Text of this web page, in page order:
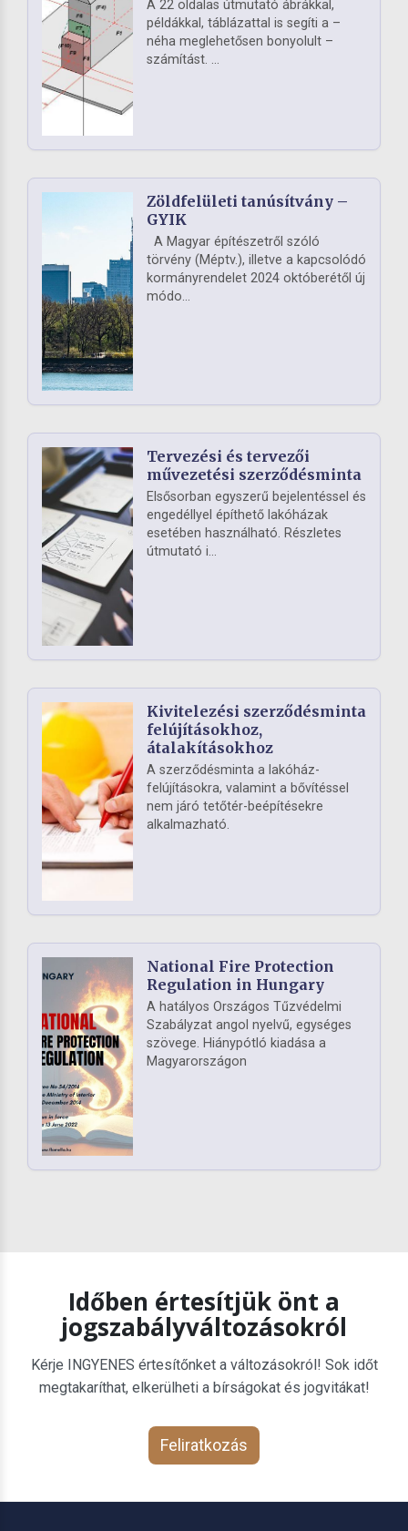
A 22 oldalas útmutató ábrákkal,
példákkal, táblázattal is segíti a –
néha meglehetősen bonyolult –
számítást. ...
Zöldfelületi tanúsítvány –
GYIK
A Magyar építészetről szóló
törvény (Méptv.), illetve a kapcsolódó
kormányrendelet 2024 októberétől új
módo...
Tervezési és tervezői
művezetési szerződésminta
Elsősorban egyszerű bejelentéssel és
engedéllyel építhető lakóházak
esetében használható. Részletes
útmutató i...
Kivitelezési szerződésminta
felújításokhoz,
átalakításokhoz
A szerződésminta a lakóház-
felújításokra, valamint a bővítéssel
nem járó tetőtér-beépítésekre
alkalmazható.
National Fire Protection
Regulation in Hungary
A hatályos Országos Tűzvédelmi
Szabályzat angol nyelvű, egységes
szövege. Hiánypótló kiadása a
Magyarországon
Időben értesítjük önt a
jogszabályváltozásokról
Kérje INGYENES értesítőnket a változásokról! Sok időt
megtakaríthat, elkerülheti a bírságokat és jogvitákat!
Feliratkozás